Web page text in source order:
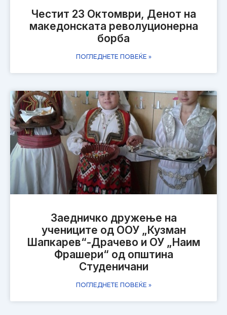
Честит 23 Октомври, Денот на
македонската револуционерна
борба
ПОГЛЕДНЕТЕ ПОВЕЌЕ »
Заедничко дружење на
учениците од ООУ „Кузман
Шапкарев“-Драчево и ОУ „Наим
Фрашери“ од општина
Студеничани
ПОГЛЕДНЕТЕ ПОВЕЌЕ »